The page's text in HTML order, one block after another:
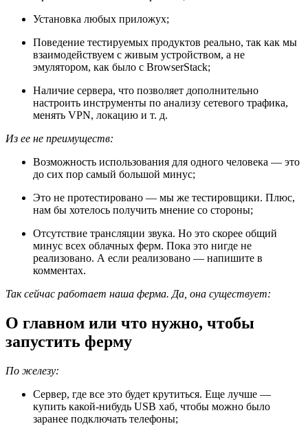
Установка любых приложух;
Поведение тестируемых продуктов реально, так как мы
взаимодействуем с живым устройством, а не
эмулятором, как было с BrowserStack;
Наличие сервера, что позволяет дополнительно
настроить инструменты по анализу сетевого трафика,
менять VPN, локацию и т. д.
Из ее не преимуществ:
Возможность использования для одного человека — это
до сих пор самый большой минус;
Это не протестировано — мы же тестировщики. Плюс,
нам бы хотелось получить мнение со стороны;
Отсутствие трансляции звука. Но это скорее общий
минус всех облачных ферм. Пока это нигде не
реализовано. А если реализовано — напишите в
комментах.
Так сейчас работает наша ферма. Да, она существует:
О главном или что нужно, чтобы
запустить ферму
По железу:
Сервер, где все это будет крутиться. Еще лучше —
купить какой-нибудь USB хаб, чтобы можно было
заранее подключать телефоны;